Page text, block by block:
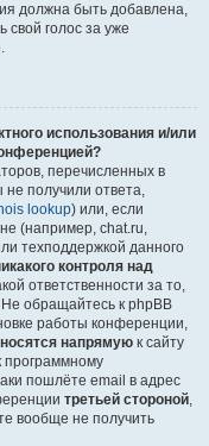
должна быть добавлена,
свой голос за уже
использования и/или
перечисленных в
получили ответа,
lookup) или, если
(например, chat.ru,
техподдержкой данного
контроля над
ответственности за то,
обращайтесь к phpBB
работы конференции,
напрямую к сайту
программному
пошлёте email в адрес
третьей стороной,
вообще не получить